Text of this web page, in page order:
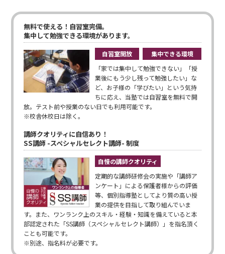
無料で使える！自習室完備。
集中して勉強できる環境があります。
自習室開放
集中できる環境
「家では集中して勉強できない」「授
業後にもう少し残って勉強したい」な
ど、お子様の「学びたい」という気持
ちに応え、当塾では自習室を無料で開
放。テスト前や授業のない日でも利用可能です。
※校舎休校日は除く。
講師クオリティに自信あり！
SS講師 -スペシャルセレクト講師- 制度
自慢の講師クオリティ
定期的な講師研修会の実施や「講師ア
ンケート」による保護者様からの評価
等、個別指導塾としてより質の高い授
業の提供を目指して取り組んでいま
す。また、ワンランク上のスキル・経験・知識を備えていると本
部認定された「SS講師（スペシャルセレクト講師）」を指名頂く
ことも可能です。
※別途、指名料が必要です。